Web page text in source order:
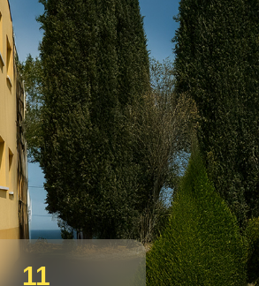
11